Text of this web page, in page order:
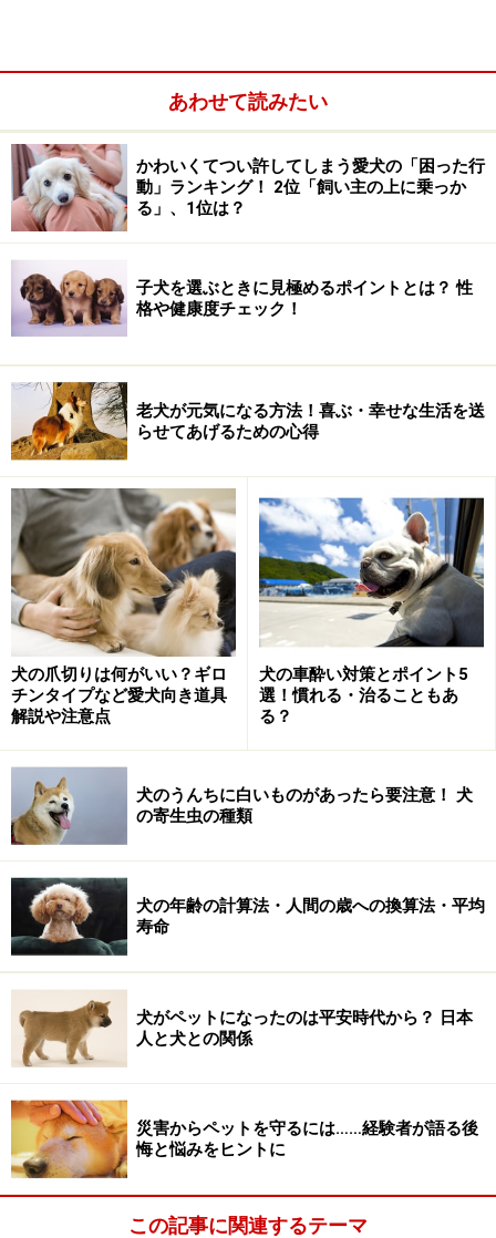
人畜共通感染症の感染ルート
人畜共通感染症は、どのように感染するのでしょう
か？ その感染ルートには、大きく分けて2つのものが
あります。1つめは「直接伝播」。2つめが「間接伝播」
です。直接伝播は、咬まれたり、舐められたり、咳やク
シャミなど、感染動物から直接うつるものを言います。
それに対して間接伝播は、たとえばノミやダニなど、何
らかの媒介となるものが存在してうつるものを言いま
す。
間接伝播は、さらに3つのカテゴリーに分けることがで
き、病原体に汚染された水や土が媒介物となる「環境媒
介」、ノミやダニ、蚊などの寄生によってうつる「ベク
ター媒介」、病原体に感染した肉や魚などが媒介物とな
る「動物性食品による媒介」の3つがあります。犬から
媒介とベクター媒介ですね。
以下、簡単に表にまとめておきましょう。
人畜共通感染症の感染ルート
※記事内容は執筆時点のものです。最新の内容をご確認くださ
い。
※ペットは、種類や体格（体重、サイズ、成長）などにより個体
差があります。記事内容は全ての個体へ一様に当てはまるわけで
はありません。
あわせて読みたい
かわいくてつい許してしまう愛犬の「困った行
動」ランキング！ 2位「飼い主の上に乗っか
る」、1位は？
子犬を選ぶときに見極めるポイントとは？ 性
格や健康度チェック！
老犬が元気になる方法！喜ぶ・幸せな生活を送
らせてあげるための心得
犬の爪切りは何がいい？ギロ
チンタイプなど愛犬向き道具
解説や注意点
犬の車酔い対策とポイント5
選！慣れる・治ることもあ
る？
犬のうんちに白いものがあったら要注意！ 犬
の寄生虫の種類
犬の年齢の計算法・人間の歳への換算法・平均
寿命
犬がペットになったのは平安時代から？ 日本
人と犬との関係
災害からペットを守るには……経験者が語る後
悔と悩みをヒントに
この記事に関連するテーマ